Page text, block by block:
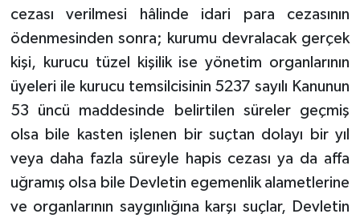
cezası verilmesi hâlinde idari para cezasının
ödenmesinden sonra; kurumu devralacak gerçek
kişi, kurucu tüzel kişilik ise yönetim organlarının
üyeleri ile kurucu temsilcisinin 5237 sayılı Kanunun
53 üncü maddesinde belirtilen süreler geçmiş
olsa bile kasten işlenen bir suçtan dolayı bir yıl
veya daha fazla süreyle hapis cezası ya da affa
uğramış olsa bile Devletin egemenlik alametlerine
ve organlarının saygınlığına karşı suçlar, Devletin